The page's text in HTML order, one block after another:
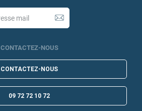
CONTACTEZ-NOUS
CONTACTEZ-NOUS
09 72 72 10 72